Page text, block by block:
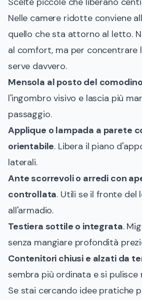
Nelle camere ridotte conviene
quello che sta attorno al letto.
al comfort, ma per concentrare
serve davvero.
Mensola al posto del comodino
l'ingombro visivo e lascia più
passaggio.
Applique o lampada a parete
orientabile. Libera il piano
laterali.
Ante scorrevoli o arredi con
controllata. Utili se il fronte del
all'armadio.
Testiera sottile o integrata.
senza mangiare profondità
Contenitori chiusi e alzati da
sembra più ordinata e si pulisce
Se stai cercando idee pratiche